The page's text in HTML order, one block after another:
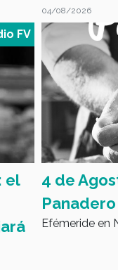
FV
el
04/08/2026
4 de
Panadero
Efémeride en